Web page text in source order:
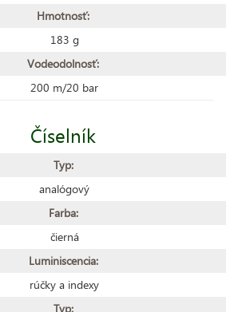
Hmotnosť:
183 g
Vodeodolnosť:
200 m/20 bar
Číselník
Typ:
analógový
Farba:
čierná
Luminiscencia:
rúčky a indexy
Typ: